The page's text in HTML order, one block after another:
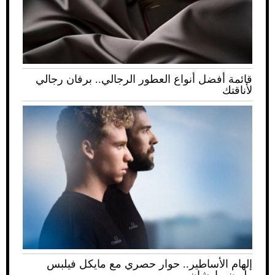
قائمة أفضل أنواع العطور الرجالي.. برفان رجالي
لأناقتك
إلهام الأساطير.. حوار حصري مع مايكل فيلبس